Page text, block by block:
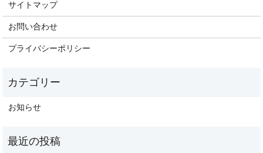
サイトマップ
お問い合わせ
プライバシーポリシー
お知らせ